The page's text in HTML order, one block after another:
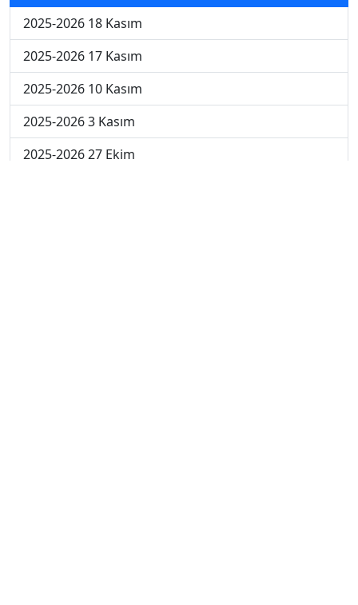
2025-2026 18 Kasım
2025-2026 17 Kasım
2025-2026 10 Kasım
2025-2026 3 Kasım
2025-2026 27 Ekim